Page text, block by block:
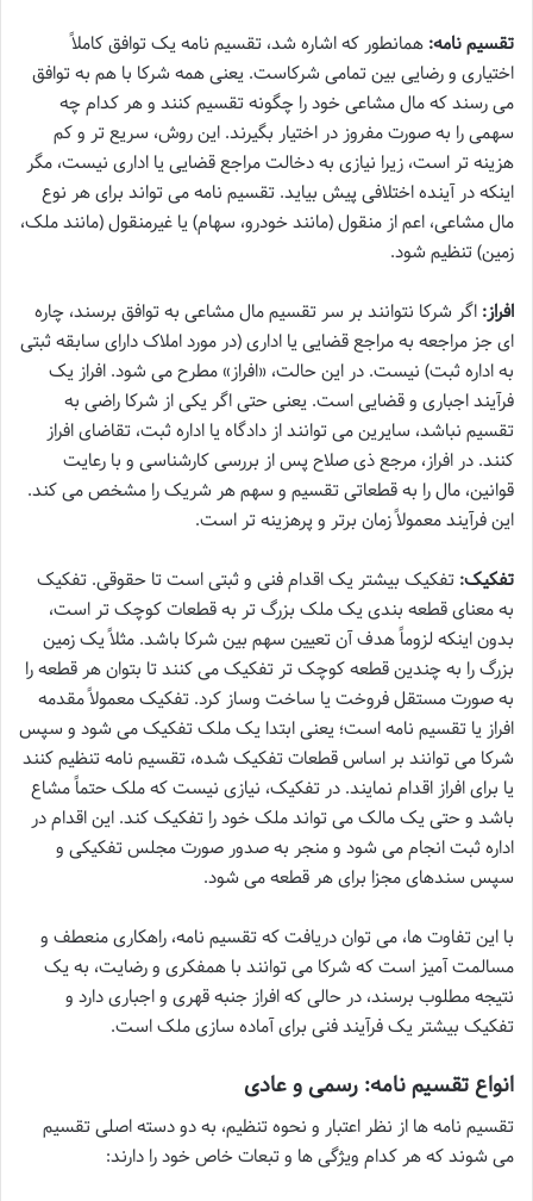
تقسیم نامه: همانطور که اشاره شد، تقسیم نامه یک توافق کاملاً
اختیاری و رضایی بین تمامی شرکاست. یعنی همه شرکا با هم به توافق
می رسند که مال مشاعی خود را چگونه تقسیم کنند و هر کدام چه
سهمی را به صورت مفروز در اختیار بگیرند. این روش، سریع تر و کم
هزینه تر است، زیرا نیازی به دخالت مراجع قضایی یا اداری نیست، مگر
اینکه در آینده اختلافی پیش بیاید. تقسیم نامه می تواند برای هر نوع
مال مشاعی، اعم از منقول (مانند خودرو، سهام) یا غیرمنقول (مانند ملک،
زمین) تنظیم شود.
افراز: اگر شرکا نتوانند بر سر تقسیم مال مشاعی به توافق برسند، چاره
ای جز مراجعه به مراجع قضایی یا اداری (در مورد املاک دارای سابقه ثبتی
به اداره ثبت) نیست. در این حالت، «افراز» مطرح می شود. افراز یک
فرآیند اجباری و قضایی است. یعنی حتی اگر یکی از شرکا راضی به
تقسیم نباشد، سایرین می توانند از دادگاه یا اداره ثبت، تقاضای افراز
کنند. در افراز، مرجع ذی صلاح پس از بررسی کارشناسی و با رعایت
قوانین، مال را به قطعاتی تقسیم و سهم هر شریک را مشخص می کند.
این فرآیند معمولاً زمان برتر و پرهزینه تر است.
تفکیک: تفکیک بیشتر یک اقدام فنی و ثبتی است تا حقوقی. تفکیک
به معنای قطعه بندی یک ملک بزرگ تر به قطعات کوچک تر است،
بدون اینکه لزوماً هدف آن تعیین سهم بین شرکا باشد. مثلاً یک زمین
بزرگ را به چندین قطعه کوچک تر تفکیک می کنند تا بتوان هر قطعه را
به صورت مستقل فروخت یا ساخت وساز کرد. تفکیک معمولاً مقدمه
افراز یا تقسیم نامه است؛ یعنی ابتدا یک ملک تفکیک می شود و سپس
شرکا می توانند بر اساس قطعات تفکیک شده، تقسیم نامه تنظیم کنند
یا برای افراز اقدام نمایند. در تفکیک، نیازی نیست که ملک حتماً مشاع
باشد و حتی یک مالک می تواند ملک خود را تفکیک کند. این اقدام در
اداره ثبت انجام می شود و منجر به صدور صورت مجلس تفکیکی و
سپس سندهای مجزا برای هر قطعه می شود.
با این تفاوت ها، می توان دریافت که تقسیم نامه، راهکاری منعطف و
مسالمت آمیز است که شرکا می توانند با همفکری و رضایت، به یک
نتیجه مطلوب برسند، در حالی که افراز جنبه قهری و اجباری دارد و
تفکیک بیشتر یک فرآیند فنی برای آماده سازی ملک است.
انواع تقسیم نامه: رسمی و عادی
تقسیم نامه ها از نظر اعتبار و نحوه تنظیم، به دو دسته اصلی تقسیم
می شوند که هر کدام ویژگی ها و تبعات خاص خود را دارند: